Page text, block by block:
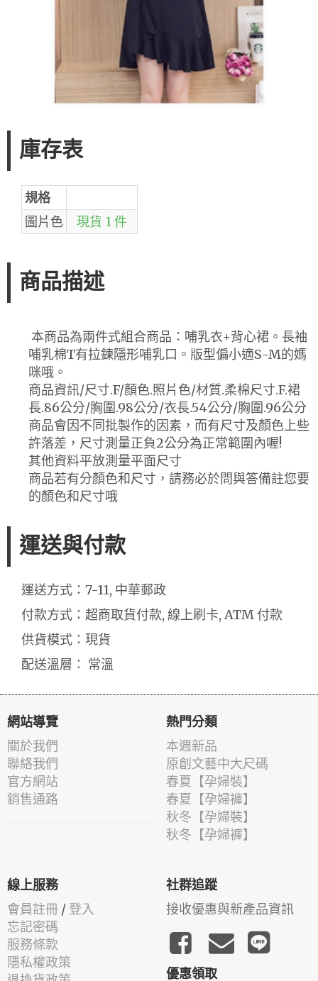
庫存表
規格
圖片色
現貨 1 件
商品描述
本商品為兩件式組合商品：哺乳衣+背心裙。長袖
哺乳棉T有拉鍊隱形哺乳口。版型偏小適S-M的媽
咪哦。
商品資訊/尺寸.F/顏色.照片色/材質.柔棉尺寸.F.裙
長.86公分/胸圍.98公分/衣長.54公分/胸圍.96公分
商品會因不同批製作的因素，而有尺寸及顏色上些
許落差，尺寸測量正負2公分為正常範圍內喔!
其他資料平放測量平面尺寸
商品若有分顏色和尺寸，請務必於問與答備註您要
的顏色和尺寸哦
運送與付款
運送方式：7-11, 中華郵政
付款方式：超商取貨付款, 線上刷卡, ATM 付款
供貨模式：現貨
配送溫層： 常溫
網站導覽
關於我們
聯絡我們
官方網站
銷售通路
熱門分類
本週新品
原創文藝中大尺碼
春夏【孕婦裝】
春夏【孕婦褲】
秋冬【孕婦裝】
秋冬【孕婦褲】
線上服務
會員註冊 / 登入
忘記密碼
服務條款
隱私權政策
社群追蹤
接收優惠與新產品資訊
優惠領取